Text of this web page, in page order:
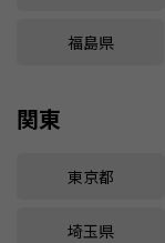
福島県
関東
東京都
埼玉県